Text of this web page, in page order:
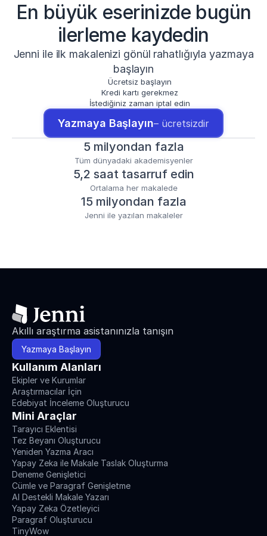
En büyük eserinizde bugün
ilerleme kaydedin
Jenni ile ilk makalenizi gönül rahatlığıyla yazmaya
başlayın
Ücretsiz başlayın
Kredi kartı gerekmez
İstediğiniz zaman iptal edin
Yazmaya Başlayın– ücretsizdir
5 milyondan fazla
Tüm dünyadaki akademisyenler
5,2 saat tasarruf edin
Ortalama her makalede
15 milyondan fazla
Jenni ile yazılan makaleler
Akıllı araştırma asistanınızla tanışın
Yazmaya Başlayın
Kullanım Alanları
Ekipler ve Kurumlar
Araştırmacılar İçin
Edebiyat İnceleme Oluşturucu
Mini Araçlar
Tarayıcı Eklentisi
Tez Beyanı Oluşturucu
Yeniden Yazma Aracı
Yapay Zeka ile Makale Taslak Oluşturma
Deneme Genişletici
Cümle ve Paragraf Genişletme
AI Destekli Makale Yazarı
Yapay Zeka Özetleyici
Paragraf Oluşturucu
TinyWow